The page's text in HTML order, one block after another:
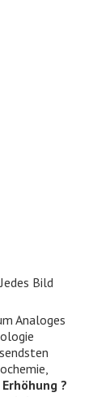
Bild
Analoges
?